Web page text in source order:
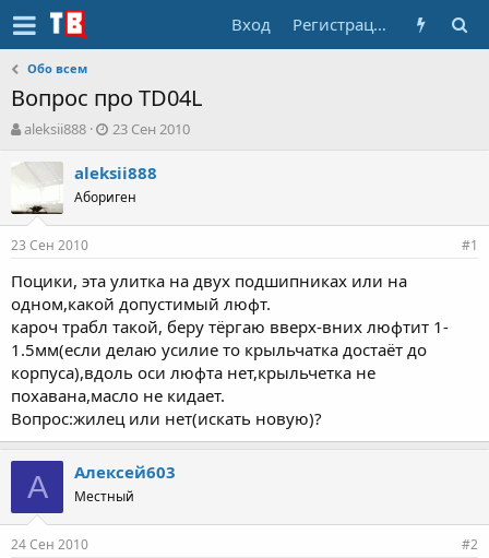
Вход Регистрация
Обо всем
Вопрос про TD04L
А
т
о
р
т
е
ы
aleksii888
Д
т
н
а
л
а
23 Сен 2010
aleksii888
Абориген
23 Сен 2010 #1
Поцики, эта улитка на двух подшипниках или на
одном,какой допустимый люфт.
кароч трабл такой, беру тёргаю вверх-вних люфтит 1-
1.5мм(если делаю усилие то крыльчатка достаёт до
корпуса),вдоль оси люфта нет,крыльчетка не
похавана,масло не кидает.
Вопрос:жилец или нет(искать новую)?
А Алексей603
Местный
24 Сен 2010 #2